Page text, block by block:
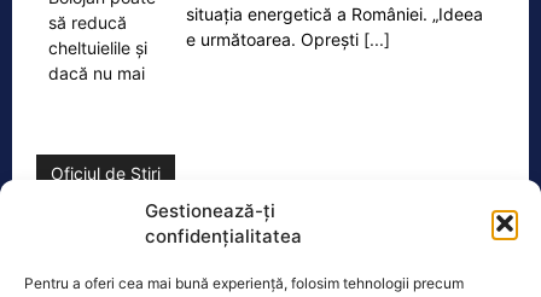
Gestionează-ți
confidențialitatea
Pentru a oferi cea mai bună experiență, folosim tehnologii precum
situația energetică a României. „Ideea
e următoarea. Oprești [...]
Oficiul de Știri
Cele 4 barje pentru redirecționarea Dunării către brațul
Cele 4 barje vor fi scufundate vineri, 7